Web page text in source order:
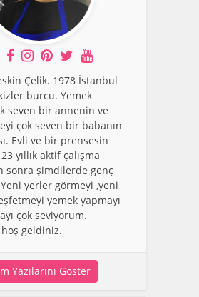
Çelik. 1978 İstanbul
burcu. Yemek
seven bir annenin ve
çok seven bir babanın
Evli ve bir prensesin
yıllık aktif çalışma
sonra şimdilerde genç
yerler görmeyi ,yeni
yemek yapmayı
çok seviyorum.
geldiniz.
Yazılarını Göster